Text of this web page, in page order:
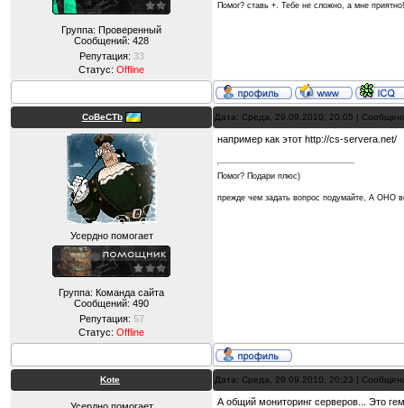
Группа: Проверенный
Сообщений: 428
Репутация: 33
Статус: Offline
Помог? ставь +. Тебе не сложно, а мне приятно!
CoBeCTb Дата: Среда, 29.09.2010, 20:05 |
Усердно помогает
Группа: Команда сайта
Сообщений: 490
Репутация: 57
Статус: Offline
например как этот http://cs-servera.net/
Помог? Подари плюс)
прежде чем задать вопрос подумайте, А
Kote Дата: Среда, 29.09.2010, 20:23 |
А общий мониторинг серверов... Это